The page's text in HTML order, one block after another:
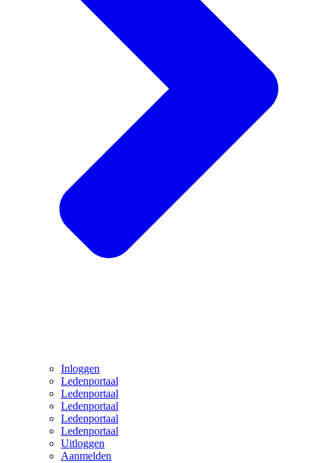
Inloggen
Ledenportaal
Ledenportaal
Ledenportaal
Ledenportaal
Ledenportaal
Uitloggen
Aanmelden